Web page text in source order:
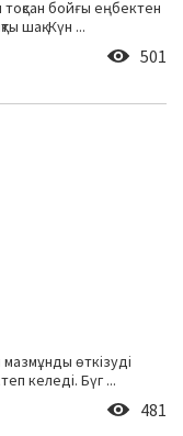
бойғы еңбектен
шақ. Күн ...
501
өткізуді
келеді. Бүг ...
481